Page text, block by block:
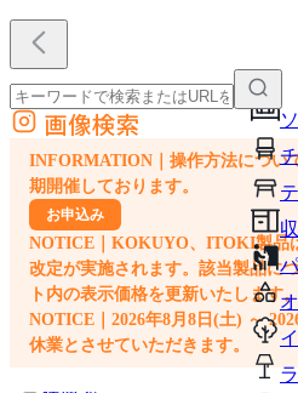
外部サイトの商品をカートに追加
他のサイトで見つけた商品ページのURLを貼り付けて
画像検索
INFORMATION｜操作方法につい
期開催しております。
お申込み
NOTICE｜KOKUYO、ITOKI製品
改定が実施されます。該当製品に
ト内の表示価格を更新いたします。
NOTICE｜2026年8月8日(土) ～
休業とさせていただきます。